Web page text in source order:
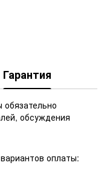
Гарантия
обсуждения
оплаты: